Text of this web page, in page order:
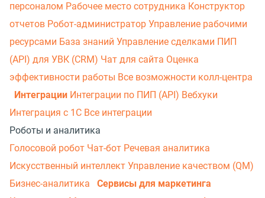
персоналом Рабочее место сотрудника Конструктор
отчетов Робот-администратор Управление рабочими
ресурсами База знаний Управление сделками ПИП
(API) для УВК (CRM) Чат для сайта Оценка
эффективности работы Все возможности колл-центра
Интеграции Интеграции по ПИП (API) Вебхуки
Интеграция с 1С Все интеграции
Роботы и аналитика
Голосовой робот Чат-бот Речевая аналитика
Искусственный интеллект Управление качеством (QM)
Бизнес-аналитика
Сервисы для маркетинга